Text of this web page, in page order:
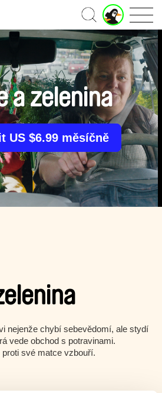
J
u
n
i
o
r
ú
č
e
t
a zelenina
US $6.99 měsíčně
nejenže chybí sebevědomí, ale stydí
vede obchod s potravinami.
své matce vzbouří.